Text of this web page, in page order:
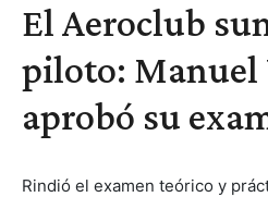
El Aeroclub
piloto:
aprobó su
Rindió el examen teórico y